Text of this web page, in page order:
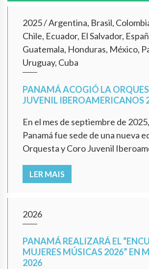
2025/Argentina, Brasil,
Chile, Ecuador, El Salvador,
Guatemala, Honduras, México,
Uruguay, Cuba
PANAMÁ ACOGIÓ LA
JUVENIL IBEROAMERICANOS
En el mes de septiembre de
Panamá fue sede de una nueva
Orquesta y Coro Juvenil
LER MAIS
2026
PANAMÁ REALIZARÁ EL
MUJERES MÚSICAS 2026” EN
2026